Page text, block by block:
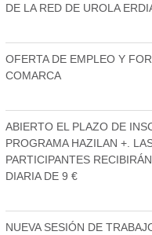
DE LA RED DE UROLA
OFERTA DE EMPLEO Y
COMARCA
ABIERTO EL PLAZO DE
PROGRAMA HAZILAN +.
PARTICIPANTES
DIARIA DE 9 €
NUEVA SESIÓN DE